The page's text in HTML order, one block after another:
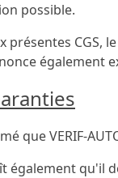
possible.
présentes CGS,
également
que VERIF-
également qu'il